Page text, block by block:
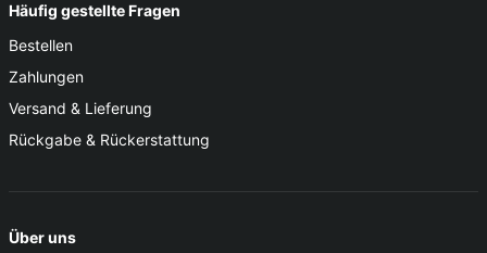
Häufig gestellte Fragen
Bestellen
Zahlungen
Versand & Lieferung
Rückgabe & Rückerstattung
Über uns